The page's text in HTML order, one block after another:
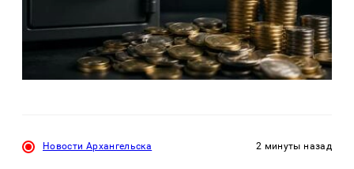
Новости Архангельска 2 минуты назад